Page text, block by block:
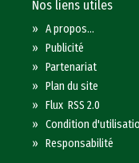
Nos liens utiles
»A propos...
»Publicité
»Partenariat
»Plan du site
»Flux RSS 2.0
»Condition
»Responsabilité